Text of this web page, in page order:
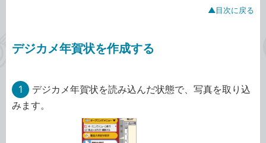
▲目次に戻る
デジカメ年賀状を作成する
1
デジカメ年賀状を読み込んだ状態で、写真を取り込
みます。